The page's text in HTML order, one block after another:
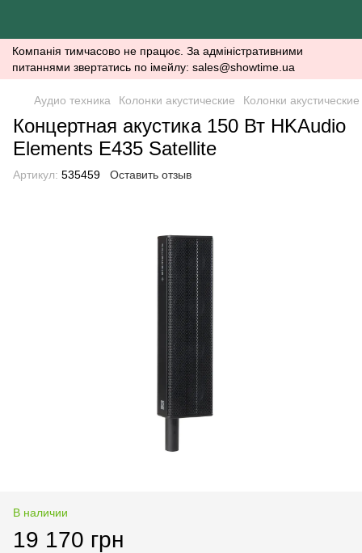
Компанія тимчасово не працює. За адміністративними
питаннями звертатись по імейлу: sales@showtime.ua
Аудио техника Колонки акустические Колонки
Концертная акустика 150 Вт HKAudio
Elements E435 Satellite
Артикул: 535459 Оставить отзыв
В наличии
19 170 грн